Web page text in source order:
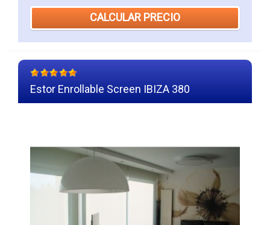
CALCULAR PRECIO
Estor Enrollable Screen IBIZA 380